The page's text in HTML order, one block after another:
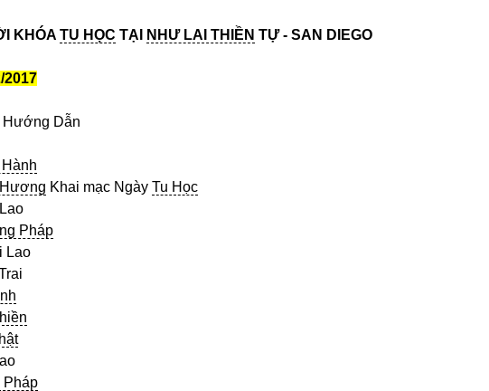
KHÓA TU HỌC TẠI NHƯ LAI THIỀN TỰ - SAN DIEGO
2017
Hướng Dẫn
Khai mạc Ngày Tu Học
Pháp
Lao
Pháp